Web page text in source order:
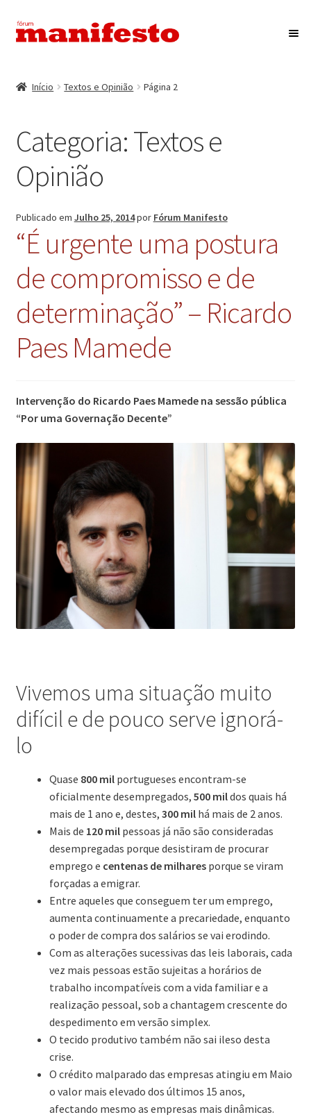
Ir
para
Saltar
para
Eventos
Revista Manifesto
Contactos
Início Textos e Opinião Página 2
Categoria:Textos e
Opinião
Publicado em Julho 25, 2014por Fórum Manifesto
“É urgente uma postura
de compromisso e de
determinação” – Ricardo
Paes Mamede
Intervenção do Ricardo Paes Mamede na sessão pública
“Por uma Governação Decente”
Vivemos uma situação muito
difícil e de pouco serve ignorá-
lo
Quase 800 milportugueses encontram-se
oficialmente desempregados, 500 mildos quais há
mais de 1 ano e, destes, 300 milhá mais de 2 anos.
Mais de 120 milpessoas já não são consideradas
desempregadas porque desistiram de procurar
emprego e centenas de milharesporque se viram
forçadas a emigrar.
Entre aqueles que conseguem ter um emprego,
aumenta continuamente a precariedade, enquanto
o poder de compra dos salários se vai erodindo.
Com as alterações sucessivas das leis laborais, cada
vez mais pessoas estão sujeitas a horários de
trabalho incompatíveis com a vida familiar e a
realização pessoal, sob a chantagem crescente do
despedimento em versão simplex.
O tecido produtivo também não sai ileso desta
crise.
O crédito malparado das empresas atingiu em Maio
o valor mais elevado dos últimos 15 anos,
afectando mesmo as empresas mais dinâmicas.